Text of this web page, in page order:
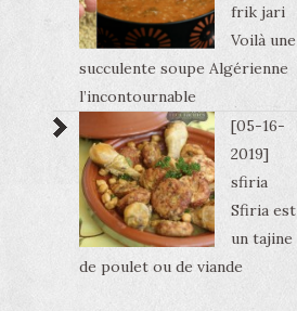
frik jari
Voilà une
succulente soupe Algérienne
l’incontournable
[05-16-
2019]
sfiria
Sfiria est
un tajine
de poulet ou de viande